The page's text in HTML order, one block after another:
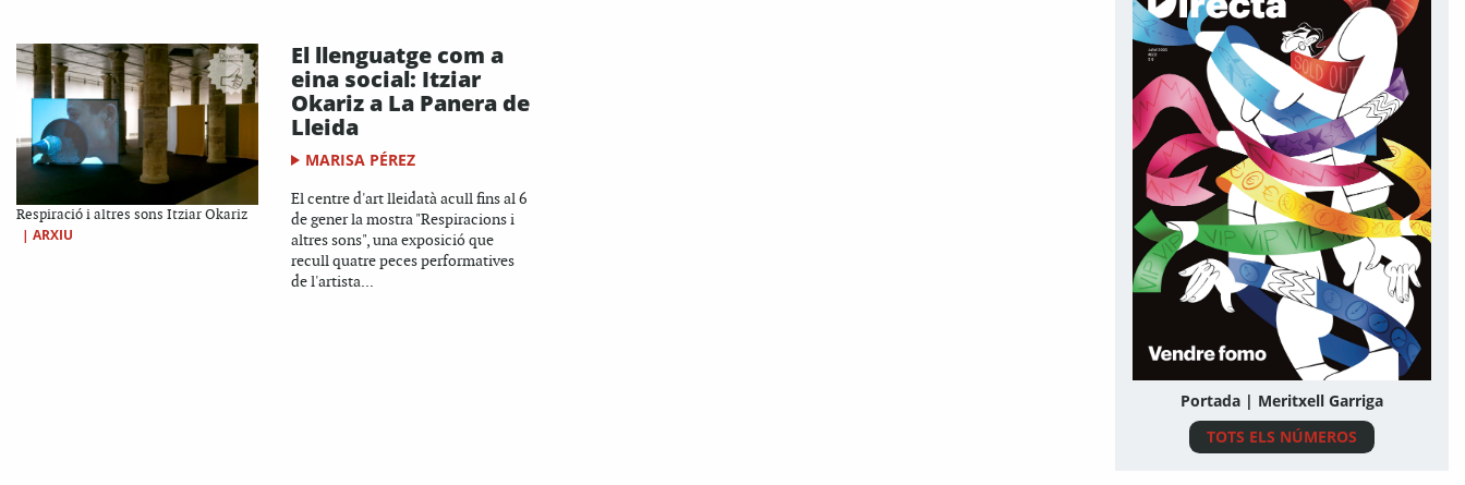
Respiració i altres sons Itziar Okariz
| ARXIU
El llenguatge com a
eina social: Itziar
Okariz a La Panera de
Lleida
MARISA PÉREZ
El centre d'art lleidatà acull fins al 6
de gener la mostra "Respiracions i
altres sons", una exposició que
recull quatre peces performatives
de l'artista...
Portada | Meritxell Garriga
TOTS ELS NÚMEROS